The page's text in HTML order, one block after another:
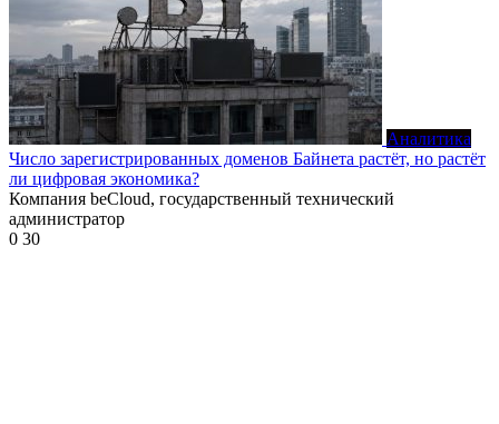
Аналитика
Число зарегистрированных доменов Байнета растёт, но растёт
ли цифровая экономика?
Компания beCloud, государственный технический
администратор
0 30